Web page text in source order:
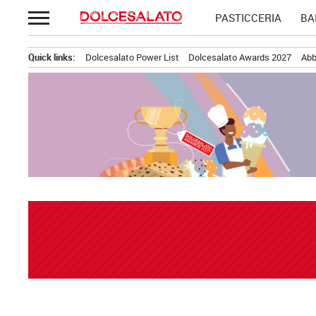
Passa
al
PASTICCERIA
Quick links: Dolcesalato Power List Dolcesalato Awards 2027